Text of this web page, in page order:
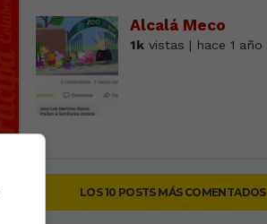
Alcalá Meco
1kvistas | hace 1 año
LOS 10 POSTS MÁS COMENTADOS